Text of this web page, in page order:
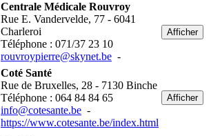
Centrale Médicale Rouvroy
Rue E. Vandervelde, 77 - 6041
Charleroi
Téléphone : 071/37 23 10
rouvroypierre@skynet.be -
Afficher
Coté Santé
Rue de Bruxelles, 28 - 7130 Binche
Téléphone : 064 84 84 65
info@cotesante.be -
https://www.cotesante.be/index.html
Afficher